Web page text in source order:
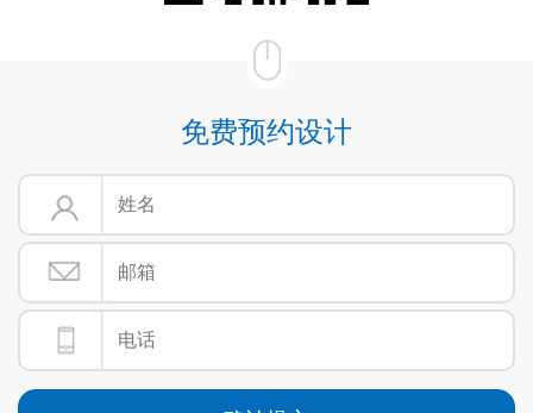
免费预约设计